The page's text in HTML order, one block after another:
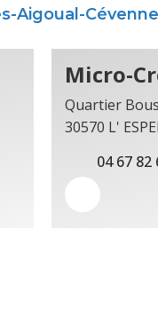
Aigoual-
Micro-
Quartier
30570 L'
04 67 82